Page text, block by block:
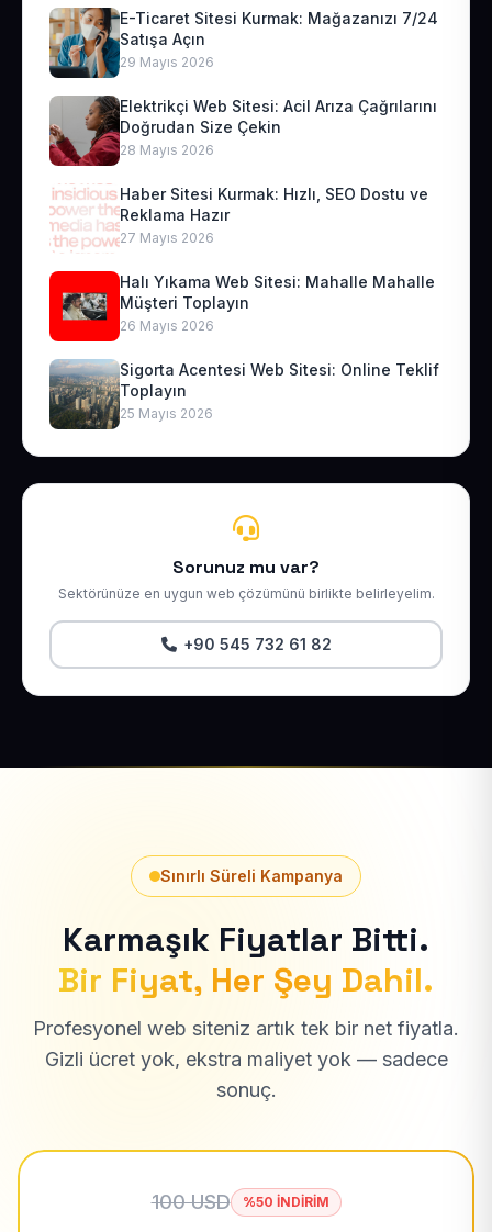
E-Ticaret Sitesi Kurmak: Mağazanızı 7/24
Satışa Açın
29 Mayıs 2026
Elektrikçi Web Sitesi: Acil Arıza Çağrılarını
Doğrudan Size Çekin
28 Mayıs 2026
Haber Sitesi Kurmak: Hızlı, SEO Dostu ve
Reklama Hazır
27 Mayıs 2026
Halı Yıkama Web Sitesi: Mahalle Mahalle
Müşteri Toplayın
26 Mayıs 2026
Sigorta Acentesi Web Sitesi: Online Teklif
Toplayın
25 Mayıs 2026
Sorunuz mu var?
Sektörünüze en uygun web çözümünü birlikte belirleyelim.
+90 545 732 61 82
Sınırlı Süreli Kampanya
Karmaşık Fiyatlar Bitti.
Bir Fiyat, Her Şey Dahil.
Profesyonel web siteniz artık tek bir net fiyatla.
Gizli ücret yok, ekstra maliyet yok — sadece
sonuç.
100 USD %50 İNDİRİM